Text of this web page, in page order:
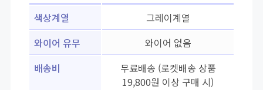
색상계열
그레이계열
와이어 유무
와이어 없음
배송비
무료배송 (로켓배송 상품
19,800원 이상 구매 시)